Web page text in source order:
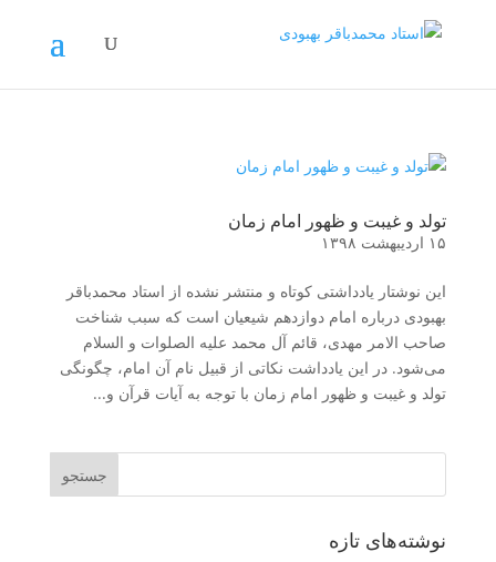
تولد و غیبت و ظهور امام زمان
۱۵ اردیبهشت ۱۳۹۸
این نوشتار یادداشتی کوتاه و منتشر نشده از استاد محمدباقر
بهبودی درباره امام دوازدهم شیعیان است که سبب شناخت
صاحب الامر مهدی، قائم آل محمد علیه الصلوات و السلام
می‌شود. در این یادداشت نکاتی از قبیل نام آن امام، چگونگی
تولد و غیبت و ظهور امام زمان با توجه به آیات قرآن و...
نوشته‌های تازه